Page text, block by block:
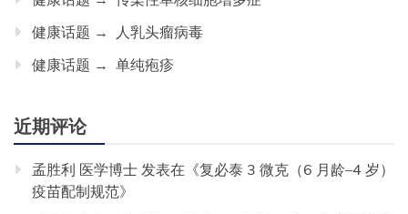
健康话题 → 人乳头瘤病毒
健康话题 → 单纯疱疹
近期评论
孟胜利 医学博士 发表在《复必泰 3 微克（6 月龄–4 岁）
疫苗配制规范》